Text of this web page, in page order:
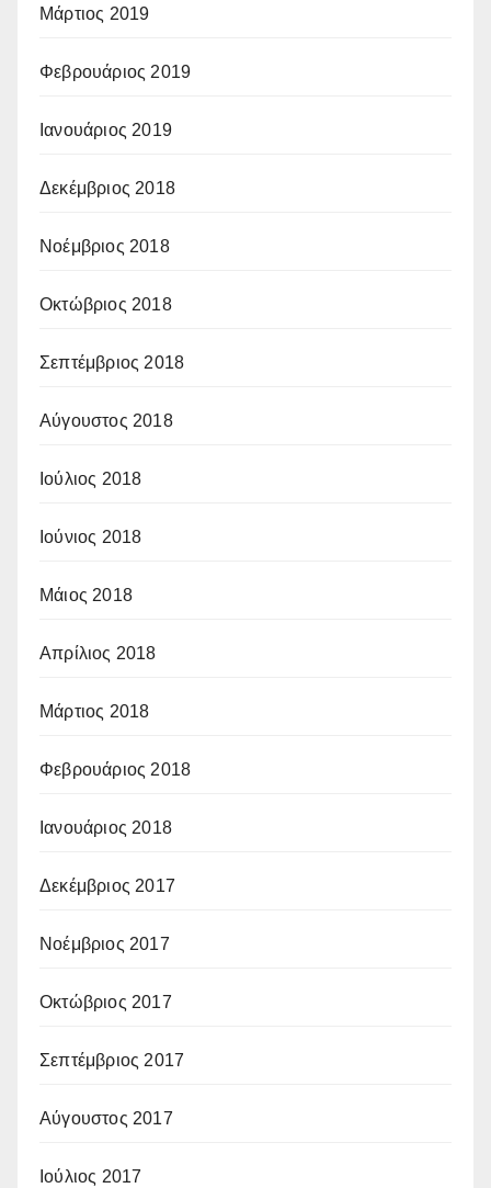
Μάρτιος 2019
Φεβρουάριος 2019
Ιανουάριος 2019
Δεκέμβριος 2018
Νοέμβριος 2018
Οκτώβριος 2018
Σεπτέμβριος 2018
Αύγουστος 2018
Ιούλιος 2018
Ιούνιος 2018
Μάιος 2018
Απρίλιος 2018
Μάρτιος 2018
Φεβρουάριος 2018
Ιανουάριος 2018
Δεκέμβριος 2017
Νοέμβριος 2017
Οκτώβριος 2017
Σεπτέμβριος 2017
Αύγουστος 2017
Ιούλιος 2017